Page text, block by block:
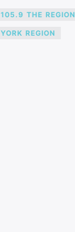
105.9 THE REGION
YORK REGION